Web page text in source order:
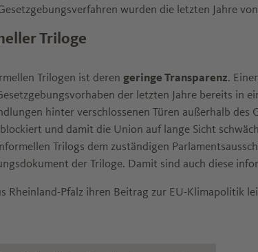
wurden die letzten Jahre
Triloge
Trilogen ist deren geringe Transparenz.
der letzten Jahre bereits in
hinter verschlossenen Türen außerhalb
und damit die Union auf lange Sicht
Trilogs dem zuständigen
der ­Triloge. Damit sind auch diese
Rheinland-Pfalz ihren Beitrag zur EU-Klimapolitik